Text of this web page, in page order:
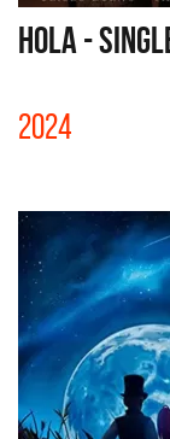
HOLA -
2024